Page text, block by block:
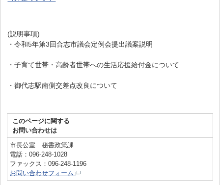
(説明事項)
・令和5年第3回合志市議会定例会提出議案説明
・子育て世帯・高齢者世帯への生活応援給付金について
・御代志駅南側交差点改良について
このページに関する
お問い合わせは
市長公室 秘書政策課
電話：096-248-1028
ファックス：096-248-1196
お問い合わせフォーム